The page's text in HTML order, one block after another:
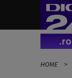
HOME